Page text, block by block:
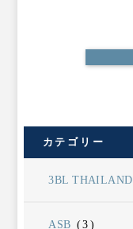
カテゴリー
3BL THAILAND
ASB (3)